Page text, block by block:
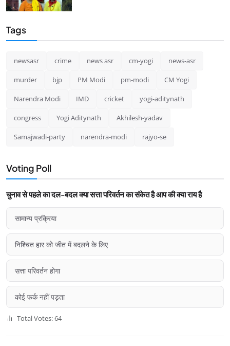
Tags
newsasr crime news asr cm-yogi news-asr
murder bjp PM Modi pm-modi CM Yogi
Narendra Modi IMD cricket yogi-aditynath
congress Yogi Aditynath Akhilesh-yadav
Samajwadi-party narendra-modi rajyo-se
Voting Poll
चुनाव से पहले का दल-बदल क्या सत्ता परिवर्तन का संकेत है आप की क्या राय है
सामान्य प्रक्रिया
निश्चित हार को जीत में बदलने के लिए
सत्ता परिवर्तन होगा
कोई फर्क नहीं पड़ता
Total Votes: 64